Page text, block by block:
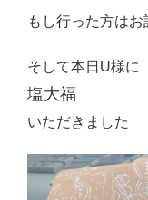
もし行った方は
そして本日U様に
塩大福
いただきました